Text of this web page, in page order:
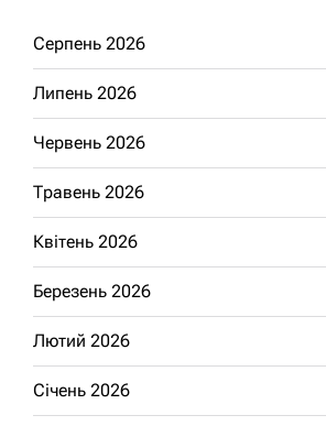
Серпень 2026
Липень 2026
Червень 2026
Травень 2026
Квітень 2026
Березень 2026
Лютий 2026
Січень 2026